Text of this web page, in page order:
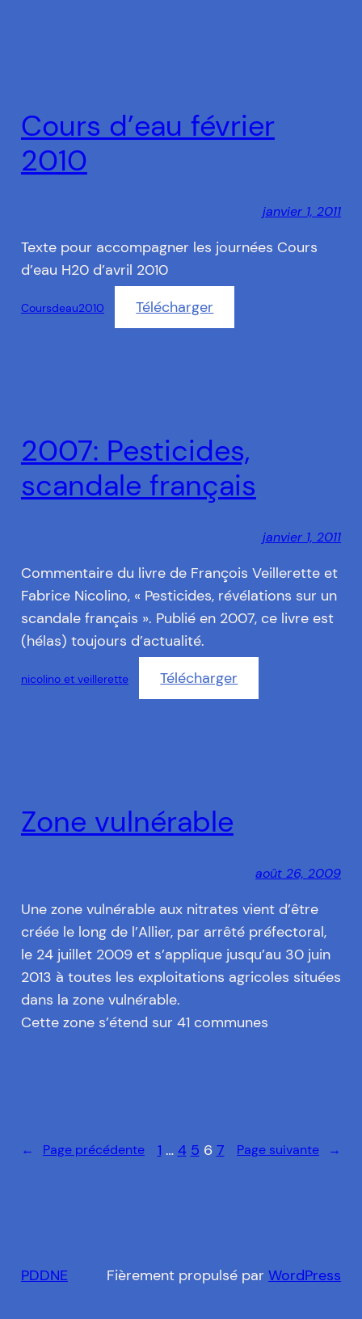
Cours d’eau février
2010
janvier 1, 2011
Texte pour accompagner les journées Cours
d’eau H20 d’avril 2010
Coursdeau2010 Télécharger
2007: Pesticides,
scandale français
janvier 1, 2011
Commentaire du livre de François Veillerette et
Fabrice Nicolino, « Pesticides, révélations sur un
scandale français ». Publié en 2007, ce livre est
(hélas) toujours d’actualité.
nicolino et veillerette Télécharger
Zone vulnérable
août 26, 2009
Une zone vulnérable aux nitrates vient d’être
créée le long de l’Allier, par arrêté préfectoral,
le 24 juillet 2009 et s’applique jusqu’au 30 juin
2013 à toutes les exploitations agricoles situées
dans la zone vulnérable.
Cette zone s’étend sur 41 communes
← Page précédente 1 … 4 5 6 7 Page suivante →
PDDNE Fièrement propulsé parWordPress